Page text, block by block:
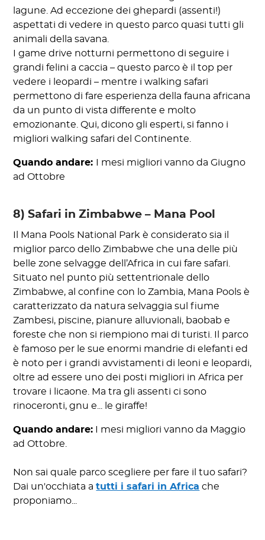
lagune. Ad eccezione dei ghepardi (assenti!)
aspettati di vedere in questo parco quasi tutti gli
animali della savana.
I game drive notturni permettono di seguire i
grandi felini a caccia – questo parco è il top per
vedere i leopardi – mentre i walking safari
permettono di fare esperienza della fauna africana
da un punto di vista differente e molto
emozionante. Qui, dicono gli esperti, si fanno i
migliori walking safari del Continente.
Quando andare:
I mesi migliori vanno da Giugno
ad Ottobre
8) Safari in Zimbabwe – Mana Pool
Il Mana Pools National Park è considerato sia il
miglior parco dello Zimbabwe che una delle più
belle zone selvagge dell’Africa in cui fare safari.
Situato nel punto più settentrionale dello
Zimbabwe, al confine con lo Zambia, Mana Pools è
caratterizzato da natura selvaggia sul fiume
Zambesi, piscine, pianure alluvionali, baobab e
foreste che non si riempiono mai di turisti. Il parco
è famoso per le sue enormi mandrie di elefanti ed
è noto per i grandi avvistamenti di leoni e leopardi,
oltre ad essere uno dei posti migliori in Africa per
trovare i licaone. Ma tra gli assenti ci sono
rinoceronti, gnu e... le giraffe!
Quando andare: I mesi migliori vanno da Maggio
ad Ottobre.
Non sai quale parco scegliere per fare il tuo safari?
Dai un'occhiata atutti i safari in Africa che
proponiamo...